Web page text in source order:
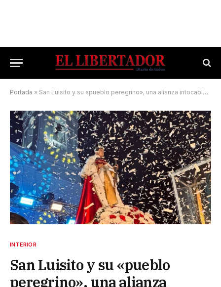
Portada » San Luisito y su «pueblo peregrino», una alianza intocable de identidad
INTERIOR
San Luisito y su «pueblo
peregrino», una alianza